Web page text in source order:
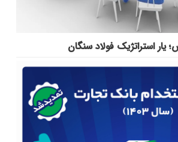
یار استراتژیک فولاد سنگان